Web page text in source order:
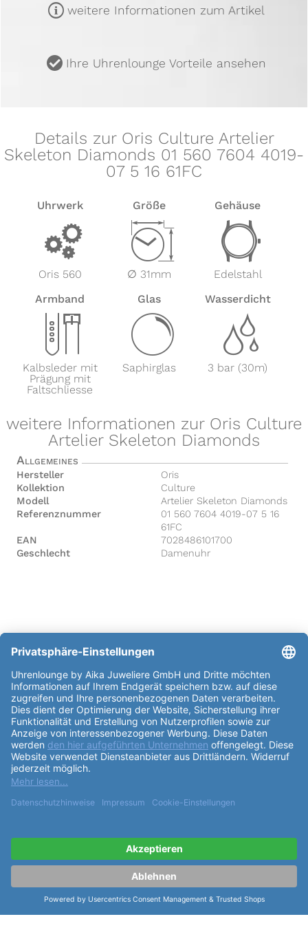
m weitere Informationen zum Artikel
u Ihre Uhrenlounge Vorteile ansehen
Details zur Oris Culture Artelier
Skeleton Diamonds 01 560 7604 4019-
07 5 16 61FC
Uhrwerk
v
Oris 560
Größe
Z
∅ 31mm
Gehäuse
w
Edelstahl
Armband
x
Kalbsleder mit
Prägung mit
Faltschliesse
Glas
y
Saphirglas
Wasserdicht
z
3 bar (30m)
weitere Informationen zur Oris Culture
Artelier Skeleton Diamonds
Allgemeines
Hersteller
Oris
Kollektion
Culture
Modell
Artelier Skeleton Diamonds
Referenznummer
01 560 7604 4019-07 5 16
61FC
EAN
7028486101700
Geschlecht
Damenuhr